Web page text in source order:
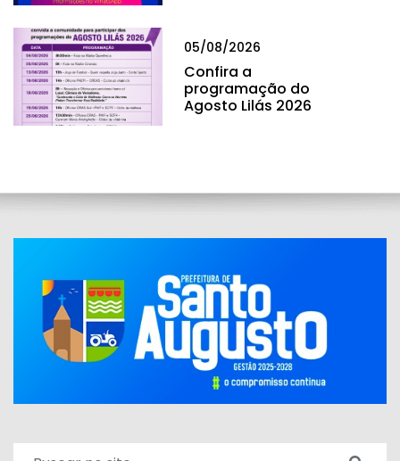
05/08/2026
Confira a
programação do
Agosto Lilás 2026